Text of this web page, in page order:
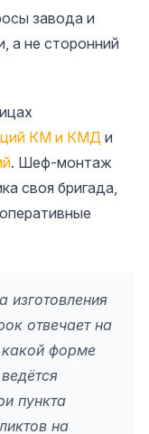
завода и
а не сторонний
КМ и КМД и
. Шеф-монтаж
своя бригада,
изготовления
отвечает на
форме
пункта
на